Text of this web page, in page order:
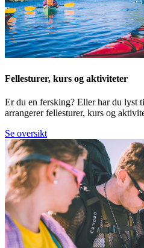
Fellesturer, kurs og aktiviteter
Er du en fersking? Eller har du lyst
arrangerer fellesturer, kurs og
Se oversikt